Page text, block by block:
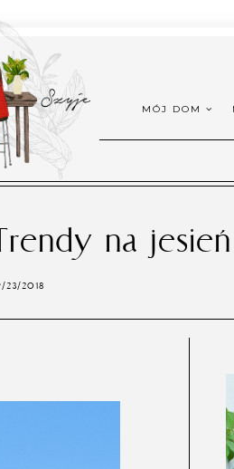
MÓJ DOM
na
23/2018